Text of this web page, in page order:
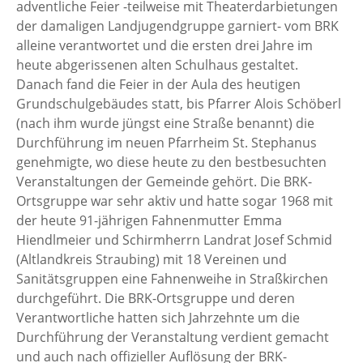
adventliche Feier -teilweise mit Theaterdarbietungen
der damaligen Landjugendgruppe garniert- vom BRK
alleine verantwortet und die ersten drei Jahre im
heute abgerissenen alten Schulhaus gestaltet.
Danach fand die Feier in der Aula des heutigen
Grundschulgebäudes statt, bis Pfarrer Alois Schöberl
(nach ihm wurde jüngst eine Straße benannt) die
Durchführung im neuen Pfarrheim St. Stephanus
genehmigte, wo diese heute zu den bestbesuchten
Veranstaltungen der Gemeinde gehört. Die BRK-
Ortsgruppe war sehr aktiv und hatte sogar 1968 mit
der heute 91-jährigen Fahnenmutter Emma
Hiendlmeier und Schirmherrn Landrat Josef Schmid
(Altlandkreis Straubing) mit 18 Vereinen und
Sanitätsgruppen eine Fahnenweihe in Straßkirchen
durchgeführt. Die BRK-Ortsgruppe und deren
Verantwortliche hatten sich Jahrzehnte um die
Durchführung der Veranstaltung verdient gemacht
und auch nach offizieller Auflösung der BRK-